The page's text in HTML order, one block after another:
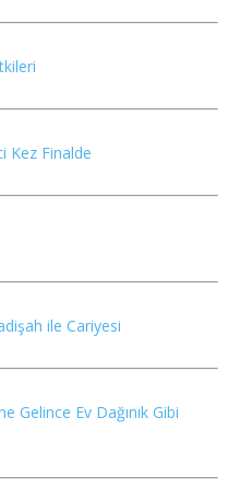
Kez Finalde
ile Cariyesi
Gelince Ev Dağınık Gibi